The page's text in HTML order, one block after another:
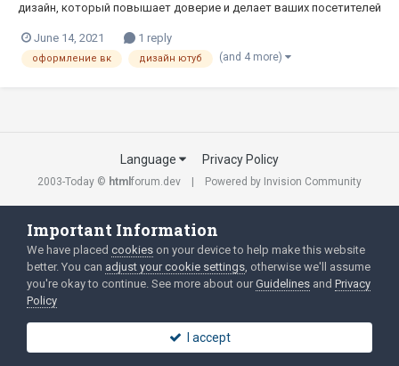
дизайн, который повышает доверие и делает ваших посетителей
вы получите уникальный, брендовый дизайн для группы или
личной станицы в всех социальных сетях: Дизайн Инстаграм...
June 14, 2021 1 reply
оформление вк дизайн ютуб (and 4 more)
Language Privacy Policy
2003-Today © html forum.dev Powered by Invision Community
Important Information
We have placed cookies on your device to help make this website
better. You can adjust your cookie settings, otherwise we'll assume
you're okay to continue. See more about our Guidelines and Privacy
Policy
I accept